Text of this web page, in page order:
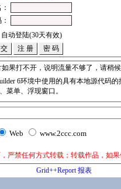
自动登陆(30天有效)
6环境中使用的具有本地源代码的
菜单、浮现窗口。
Web www.2ccc.com
严禁任何方式转载；转载作品，如
Grid++Report 报表